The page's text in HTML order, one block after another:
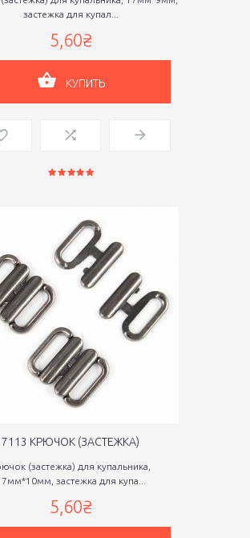
застежка для купал...
5,60₴
КУПИТЬ
7113 КРЮЧОК (ЗАСТЕЖКА)
(застежка) для купальника,
застежка для купа...
5,60₴